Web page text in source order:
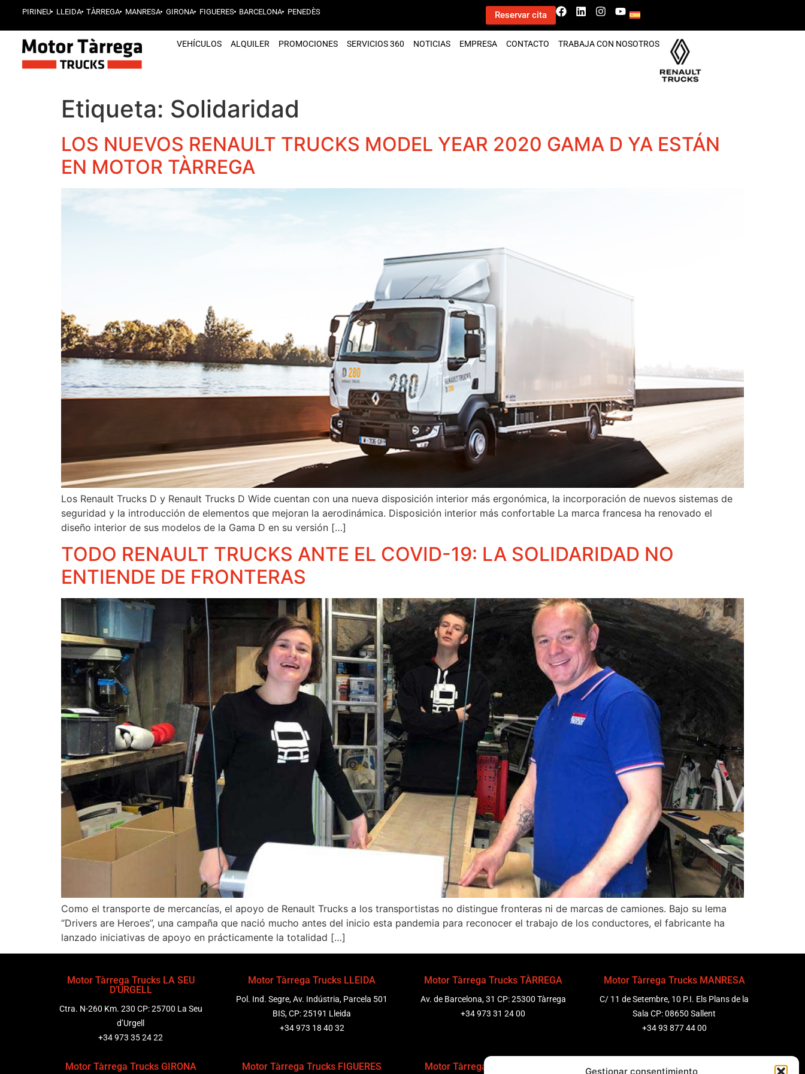
Gestionar consentimiento
PIRINEU LLEIDA TÀRREGA MANRESA GIRONA FIGUERES BARCELONA PENEDÈS Reservar cita
VEHÍCULOS ALQUILER PROMOCIONES SERVICIOS 360 NOTICIAS EMPRESA CONTACTO TRABAJA CON NOSOTROS
Etiqueta: Solidaridad
LOS NUEVOS RENAULT TRUCKS MODEL YEAR 2020 GAMA D YA ESTÁN
EN MOTOR TÀRREGA
Los Renault Trucks D y Renault Trucks D Wide cuentan con una nueva disposición interior más ergonómica, la incorporación de nuevos sistemas de
seguridad y la introducción de elementos que mejoran la aerodinámica. Disposición interior más confortable La marca francesa ha renovado el
diseño interior de sus modelos de la Gama D en su versión […]
TODO RENAULT TRUCKS ANTE EL COVID-19: LA SOLIDARIDAD NO
ENTIENDE DE FRONTERAS
Como el transporte de mercancías, el apoyo de Renault Trucks a los transportistas no distingue fronteras ni de marcas de camiones. Bajo su lema
“Drivers are Heroes”, una campaña que nació mucho antes del inicio esta pandemia para reconocer el trabajo de los conductores, el fabricante ha
lanzado iniciativas de apoyo en prácticamente la totalidad […]
Motor Tàrrega Trucks LA SEU
D’URGELL
Ctra. N-260 Km. 230 CP: 25700 La Seu
d’Urgell
+34 973 35 24 22
Motor Tàrrega Trucks LLEIDA
Pol. Ind. Segre, Av. Indústria, Parcela 501
BIS, CP: 25191 Lleida
+34 973 18 40 32
Motor Tàrrega Trucks TÀRREGA
Av. de Barcelona, 31 CP: 25300 Tàrrega
+34 973 31 24 00
Motor Tàrrega Trucks MANRESA
C/ 11 de Setembre, 10 P.I. Els Plans de la
Sala CP: 08650 Sallent
+34 93 877 44 00
Motor Tàrrega Trucks GIRONA Motor Tàrrega Trucks FIGUERES Motor Tàrrega Trucks PENEDÈS Motor Tàrrega Trucks BARCELONA